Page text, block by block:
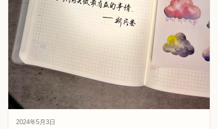
2024年5月3日